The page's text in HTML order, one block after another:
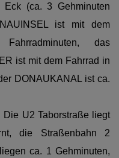
(ca. 3 Gehminuten
ist mit dem
das
ist mit dem Fahrrad in
DONAUKANAL ist ca.
Die U2 Taborstraße
liegt
die Straßenbahn 2
ca. 1 Gehminuten,